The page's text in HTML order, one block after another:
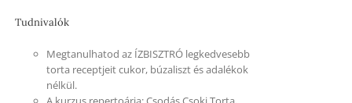
Tudnivalók
Megtanulhatod az ÍZBISZTRÓ legkedvesebb
torta receptjeit cukor, búzaliszt és adalékok
nélkül.